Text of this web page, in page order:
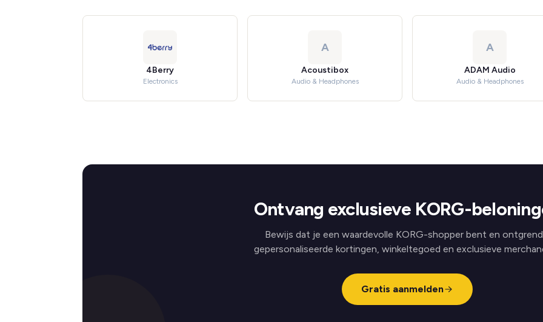
4Berry
Electronics
A
Acoustibox
Audio & Headphones
A
ADAM Audio
Audio & Headphones
Ontvang exclusieve KORG-
Bewijs dat je een waardevolle KORG-shopper bent en
gepersonaliseerde kortingen, winkeltegoed en exclusieve
Gratis aanmelden